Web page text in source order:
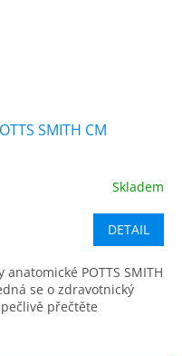
SMITH CM
Skladem
DETAIL
POTTS SMITH
se o zdravotnický
přečtěte